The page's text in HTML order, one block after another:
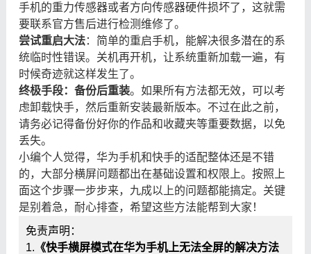
手机的重力传感器或者方向传感器硬件损坏了，这就需
要联系官方售后进行检测维修了。
尝试重启大法：简单的重启手机，能解决很多潜在的系
统临时性错误。关机再开机，让系统重新加载一遍，有
时候奇迹就这样发生了。
终极手段：备份后重装。如果所有方法都无效，可以考
虑卸载快手，然后重新安装最新版本。不过在此之前，
请务必记得备份好你的作品和收藏夹等重要数据，以免
丢失。
小编个人觉得，华为手机和快手的适配整体还是不错
的，大部分横屏问题都出在基础设置和权限上。按照上
面这个步骤一步步来，九成以上的问题都能搞定。关键
是别着急，耐心排查，希望这些方法能帮到大家！
免责声明：
1. 《快手横屏模式在华为手机上无法全屏的解决方法